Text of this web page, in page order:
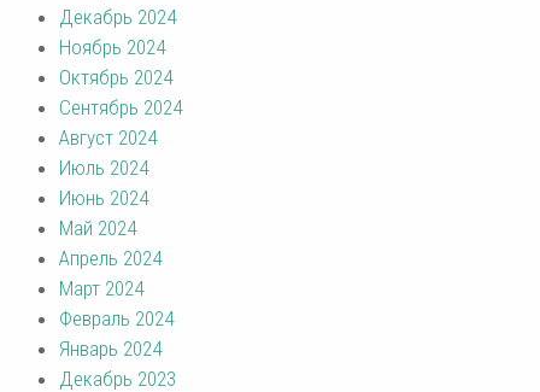
Декабрь 2024
Ноябрь 2024
Октябрь 2024
Сентябрь 2024
Август 2024
Июль 2024
Июнь 2024
Май 2024
Апрель 2024
Март 2024
Февраль 2024
Январь 2024
Декабрь 2023